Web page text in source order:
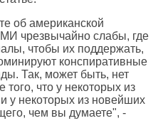
об американской
чрезвычайно слабы, где
чтобы их поддержать,
конспиративные
Так, может быть, нет
того, что у некоторых из
у некоторых из новейших
чем вы думаете", -